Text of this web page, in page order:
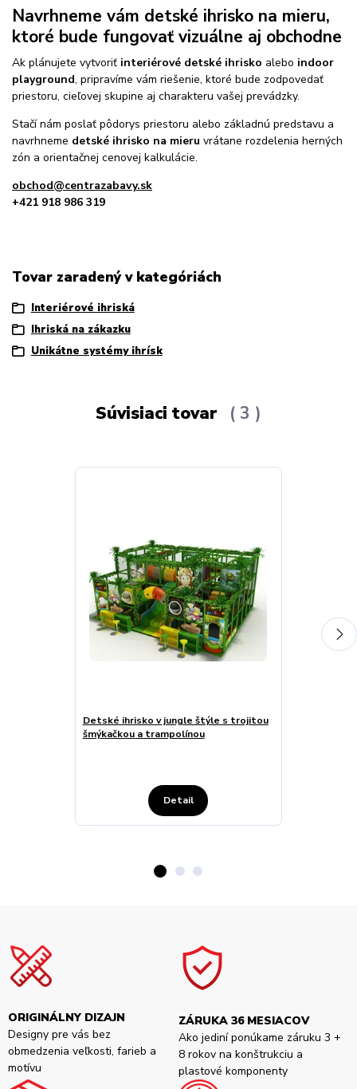
Navrhneme vám detské ihrisko na mieru,
ktoré bude fungovať vizuálne aj obchodne
Ak plánujete vytvoriť interiérové detské ihrisko alebo indoor
playground, pripravíme vám riešenie, ktoré bude zodpovedať
priestoru, cieľovej skupine aj charakteru vašej prevádzky.
Stačí nám poslať pôdorys priestoru alebo základnú predstavu a
navrhneme detské ihrisko na mieru vrátane rozdelenia herných
zón a orientačnej cenovej kalkulácie.
obchod@centrazabavy.sk
+421 918 986 319
Tovar zaradený v kategóriách
Interiérové ihriská
Ihriská na zákazku
Unikátne systémy ihrísk
Súvisiaci tovar 3
Detské ihrisko v jungle štýle s trojitou
šmýkačkou a trampolínou
Detail
ORIGINÁLNY DIZAJN
Designy pre vás bez
obmedzenia veľkosti, farieb a
motívu
ZÁRUKA 36 MESIACOV
Ako jediní ponúkame záruku 3 +
8 rokov na konštrukciu a
plastové komponenty